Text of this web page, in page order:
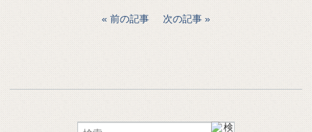
前の記事 次の記事